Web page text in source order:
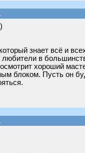
который знает всё и
в
хороший
блоком. Пусть он